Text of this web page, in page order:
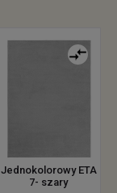
Jednokolorowy ETA
7- szary